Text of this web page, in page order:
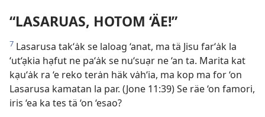
“LASARUAS, HOTOM ‘ÄE!”
7 Lasarusa tak‘ȧk se laloag ‘anat, ma tä Jisu far‘ȧk la
‘ut‘ạkia hạfut ne pa‘ȧk se nu‘suạr ne ‘an ta. Marita kat
kạu‘ȧk ra ‘e reko terȧn häk vȧh‘ia, ma kop ma for ‘on
Lasarusa kamatan la par. (Jone 11:39) Se räe ‘on famori,
iris ‘ea ka tes tä ‘on ‘esao?